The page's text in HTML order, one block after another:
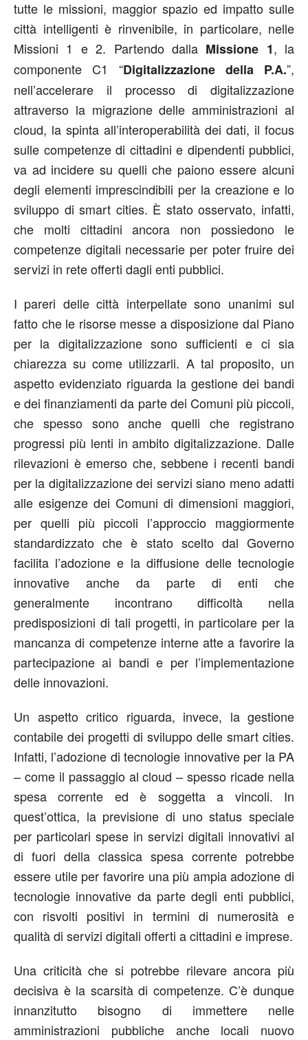
tutte le missioni, maggior spazio ed impatto sulle
città intelligenti è rinvenibile, in particolare, nelle
Missioni 1 e 2. Partendo dalla Missione 1, la
componente C1 “Digitalizzazione della P.A.”,
nell’accelerare il processo di digitalizzazione
attraverso la migrazione delle amministrazioni al
cloud, la spinta all’interoperabilità dei dati, il focus
sulle competenze di cittadini e dipendenti pubblici,
va ad incidere su quelli che paiono essere alcuni
degli elementi imprescindibili per la creazione e lo
sviluppo di smart cities. È stato osservato, infatti,
che molti cittadini ancora non possiedono le
competenze digitali necessarie per poter fruire dei
servizi in rete offerti dagli enti pubblici.
I pareri delle città interpellate sono unanimi sul
fatto che le risorse messe a disposizione dal Piano
per la digitalizzazione sono sufficienti e ci sia
chiarezza su come utilizzarli. A tal proposito, un
aspetto evidenziato riguarda la gestione dei bandi
e dei finanziamenti da parte dei Comuni più piccoli,
che spesso sono anche quelli che registrano
progressi più lenti in ambito digitalizzazione. Dalle
rilevazioni è emerso che, sebbene i recenti bandi
per la digitalizzazione dei servizi siano meno adatti
alle esigenze dei Comuni di dimensioni maggiori,
per quelli più piccoli l’approccio maggiormente
standardizzato che è stato scelto dal Governo
facilita l’adozione e la diffusione delle tecnologie
innovative anche da parte di enti che
generalmente incontrano difficoltà nella
predisposizioni di tali progetti, in particolare per la
mancanza di competenze interne atte a favorire la
partecipazione ai bandi e per l’implementazione
delle innovazioni.
Un aspetto critico riguarda, invece, la gestione
contabile dei progetti di sviluppo delle smart cities.
Infatti, l’adozione di tecnologie innovative per la PA
– come il passaggio al cloud – spesso ricade nella
spesa corrente ed è soggetta a vincoli. In
quest’ottica, la previsione di uno status speciale
per particolari spese in servizi digitali innovativi al
di fuori della classica spesa corrente potrebbe
essere utile per favorire una più ampia adozione di
tecnologie innovative da parte degli enti pubblici,
con risvolti positivi in termini di numerosità e
qualità di servizi digitali offerti a cittadini e imprese.
Una criticità che si potrebbe rilevare ancora più
decisiva è la scarsità di competenze. C’è dunque
innanzitutto bisogno di immettere nelle
amministrazioni pubbliche anche locali nuovo